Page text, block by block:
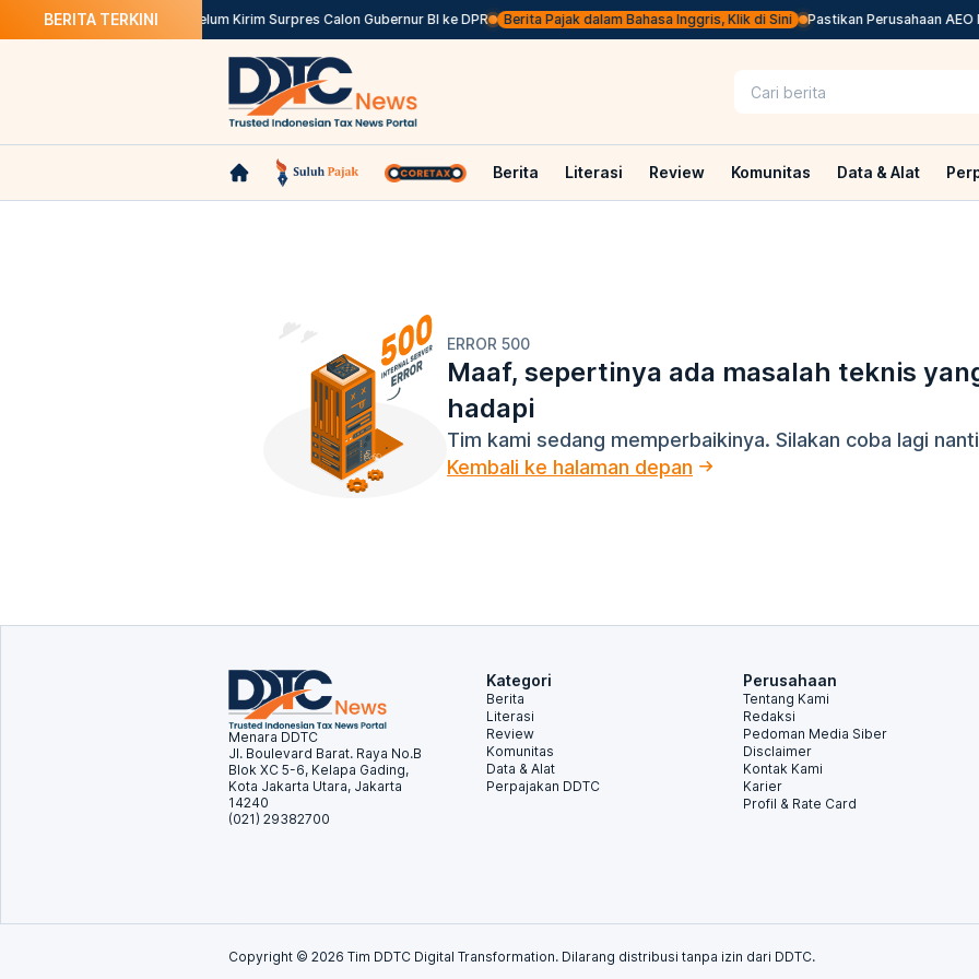
BERITA TERKINI
SPT Tepat Waktu Istana Belum Kirim Surpres Calon Gubernur BI ke DPR Berita Pajak dalam Bahasa Inggris, Klik di Sini Pastikan Perusahaan AEO
Berita Literasi Review Komunitas Data & Alat
ERROR 500
Maaf, sepertinya ada masalah teknis
hadapi
Tim kami sedang memperbaikinya. Silakan coba lagi
Kembali ke halaman depan
Menara DDTC
Jl. Boulevard Barat. Raya No.B
Blok XC 5-6, Kelapa Gading,
Kota Jakarta Utara, Jakarta
14240
(021) 29382700
Kategori
Berita
Literasi
Review
Komunitas
Data & Alat
Perpajakan DDTC
Perusahaan
Tentang Kami
Redaksi
Pedoman Media Siber
Disclaimer
Kontak Kami
Karier
Profil & Rate Card
Copyright © 2026 Tim DDTC Digital Transformation. Dilarang distribusi tanpa izin dari DDTC.